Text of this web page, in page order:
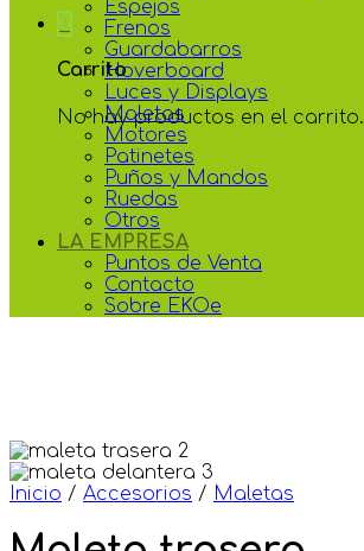
0
Carrito
No hay productos en el carrito.
Espejos
Frenos
Guardabarros
Hoverboard
Luces y Displays
Maletas
Motores
Patinetes
Puños y Mandos
Ruedas
Otros
LA EMPRESA
Puntos de Venta
Contacto
Sobre EKOe
Inicio / Accesorios / Maletas